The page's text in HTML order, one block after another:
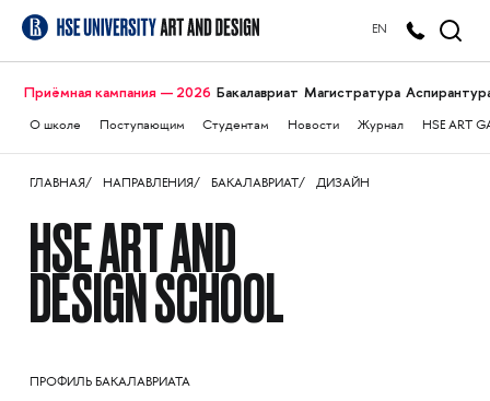
EN
Приёмная кампания — 2026 Бакалавриат Магистратура
О школе Поступающим Студентам Новости Журнал HSE ART
ГЛАВНАЯ НАПРАВЛЕНИЯ БАКАЛАВРИАТ ДИЗАЙН
HSE ART AND
DESIGN SCHOOL
ПРОФИЛЬ БАКАЛАВРИАТА